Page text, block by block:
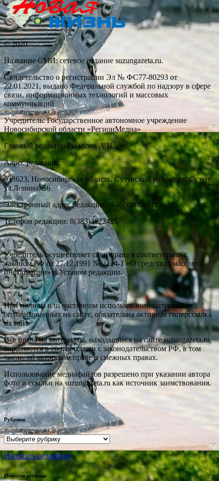
© 2020
Название СМИ: cетевое издание suzungazeta.ru.
Свидетельство о регистрации Эл № ФС77-80293 от
22.01.2021, выдано Федеральной службой по надзору в сфере
связи, информационных технологий и массовых
коммуникаций
Учредитель: Государственное автономное учреждение
Новосибирской области «РегионМедиа»
Главный редактор Рыжкова А.Н.
Адрес редакции:
633623, Новосибирская область, Сузунский район, р.п.Сузун,
ул.Ленина, 56
Электронный адрес редакции: N-J@rambler.ru
Телефон редакции: 8(383)4622415
Учредитель осуществляет свои права в соответствии с
Законом РФ от 27.12.1991 № 2124-1 «О средствах массовой
информации» и Уставом редакции.
При полном или частичном использовании материалов,
опубликованных на сайте, обязательна активная гиперссылка
на сайт.
Все права на материалы, находящиеся на сайте suzungazeta.ru,
охраняются в соответствии с законодательством РФ, в том
числе, об авторском праве и смежных правах.
Использование медиафайлов разрешено при указании автора
фото и ссылки на suzungazeta.ru как источник заимствования.
Рубрики
Рубрики
Написать редактору
Новости региона